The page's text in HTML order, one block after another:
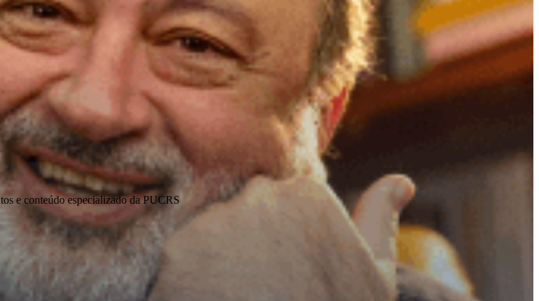
e conteúdo especializado da PUCRS